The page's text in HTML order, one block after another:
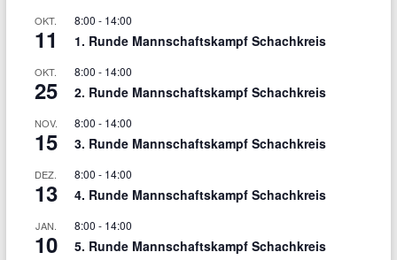
OKT.
11
8:00 - 14:00
1. Runde Mannschaftskampf Schachkreis
OKT.
25
8:00 - 14:00
2. Runde Mannschaftskampf Schachkreis
NOV.
15
8:00 - 14:00
3. Runde Mannschaftskampf Schachkreis
DEZ.
13
8:00 - 14:00
4. Runde Mannschaftskampf Schachkreis
JAN.
10
8:00 - 14:00
5. Runde Mannschaftskampf Schachkreis